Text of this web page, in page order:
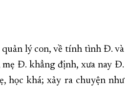
quản lý con, về tính tình Đ. và
Đ. khẳng định, xưa nay Đ.
học khá; xảy ra chuyện như